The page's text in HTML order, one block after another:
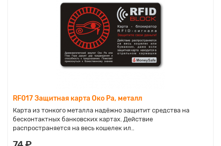
RF017 Защитная карта Око Ра, металл
Карта из тонкого металла надёжно защитит средства на
бесконтактных банковских картах. Действие
распространяется на весь кошелек ил..